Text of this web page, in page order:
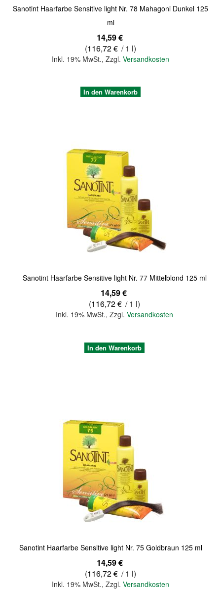
Sanotint Haarfarbe Sensitive light Nr. 78 Mahagoni Dunkel 125
ml
14,59 €
(116,72 € / 1 l)
Inkl. 19% MwSt., Zzgl. Versandkosten
In den Warenkorb
Sanotint Haarfarbe Sensitive light Nr. 77 Mittelblond 125 ml
14,59 €
(116,72 € / 1 l)
Inkl. 19% MwSt.,Zzgl.Versandkosten
In den Warenkorb
Sanotint Haarfarbe Sensitive light Nr. 75 Goldbraun 125 ml
14,59 €
(116,72 € / 1 l)
Inkl. 19% MwSt., Zzgl. Versandkosten